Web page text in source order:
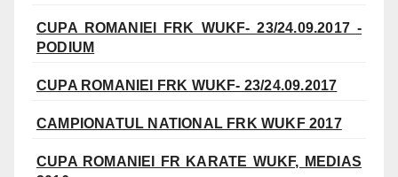
CUPA ROMANIEI FRK WUKF- 23/24.09.2017 -
PODIUM
CUPA ROMANIEI FRK WUKF- 23/24.09.2017
CAMPIONATUL NATIONAL FRK WUKF 2017
CUPA ROMANIEI FR KARATE WUKF, MEDIAS